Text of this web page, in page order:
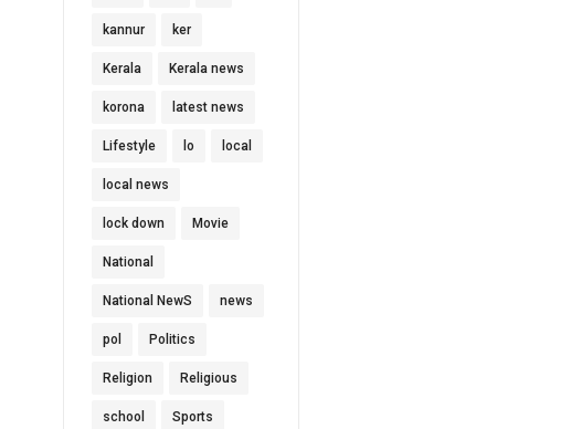
kannur ker
Kerala Kerala news
korona latest news
Lifestyle lo local
local news
lock down Movie
National
National NewS news
pol Politics
Religion Religious
school Sports